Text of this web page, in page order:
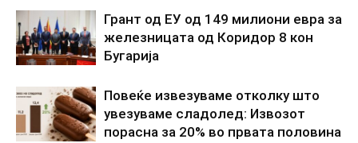
Грант од ЕУ од 149 милиони евра за
железницата од Коридор 8 кон
Бугарија
Повеќе извезуваме отколку што
увезуваме сладолед: Извозот
порасна за 20% во првата половина